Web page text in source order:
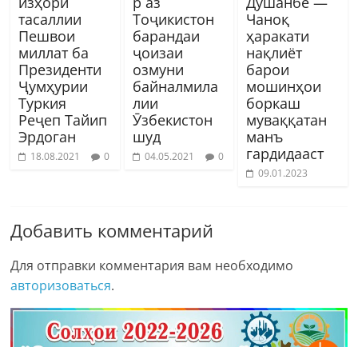
тасаллии
Пешвои
миллат ба
Президенти
Ҷумҳурии
Туркия
Реҷеп Тайип
Эрдоган
18.08.2021 0
Тоҷикистон
барандаи
ҷоизаи
озмуни
байналмила
лии
Ӯзбекистон
шуд
04.05.2021 0
Чаноқ
ҳаракати
нақлиёт
барои
мошинҳои
боркаш
муваққатан
манъ
гардидааст
09.01.2023
Добавить комментарий
Для отправки комментария вам необходимо
авторизоваться.